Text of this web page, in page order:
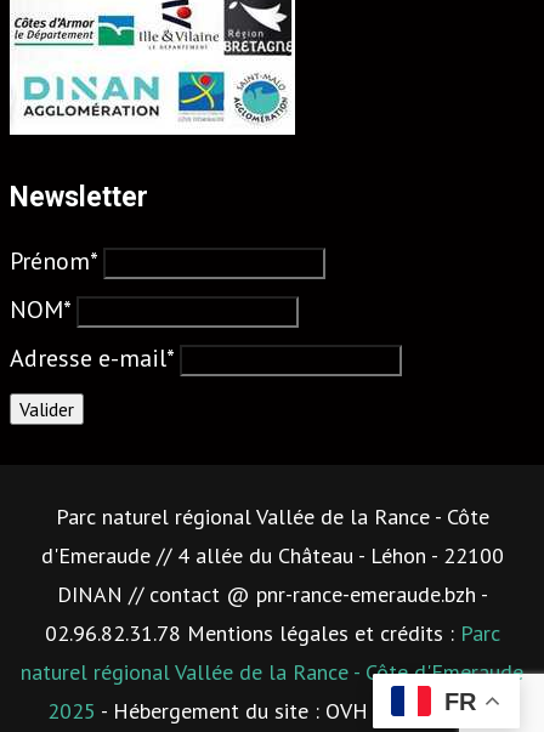
Newsletter
Prénom*
NOM*
Adresse e-mail*
Parc naturel régional Vallée de la Rance - Côte
d'Emeraude // 4 allée du Château - Léhon - 22100
DINAN // contact @ pnr-rance-emeraude.bzh -
02.96.82.31.78 Mentions légales et crédits : Parc
naturel régional Vallée de la Rance - Côte d'Emeraude
2025 - Hébergement du site : OVH - Plan du site
FR